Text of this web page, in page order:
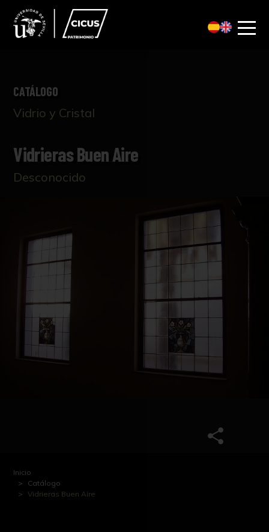
CATÁLOGO
Vidrio y Cristal
Vidrieras Buen Aire
Desconocido
Inicio
Catálogo
Vidrieras Buen Aire